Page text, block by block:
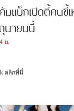
มแบ็กเปิดตี้คน
นายนนี้
น.
คลิกที่นี่